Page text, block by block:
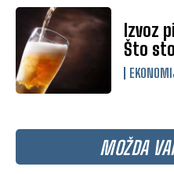
Izvoz
Što
MOŽDA